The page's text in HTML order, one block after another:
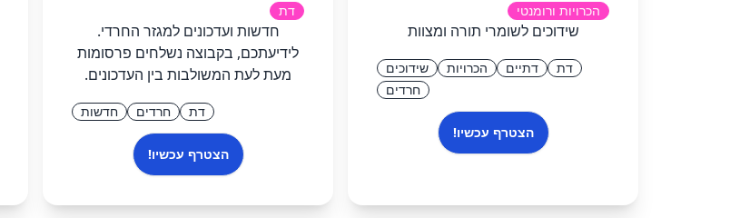
הכרויות ורומנטי
שידוכים לשומרי תורה ומצוות
דת דתיים הכרויות
שידוכים
חרדים
הצטרף עכשיו!
דת
חדשות ועדכונים למגזר החרדי.
לידיעתכם, בקבוצה נשלחים פרסומות
מעת לעת המשולבות בין העדכונים.
דת חרדים חדשות
הצטרף עכשיו!